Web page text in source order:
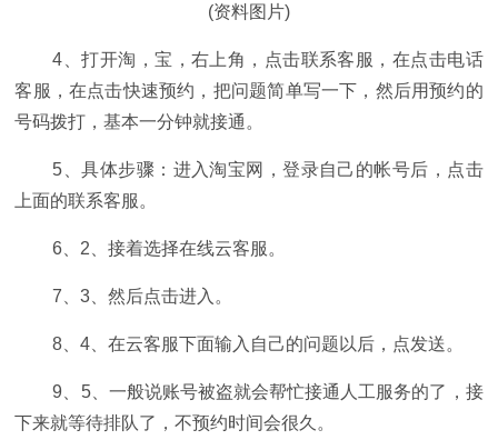
(资料图片)
4、打开淘，宝，右上角，点击联系客服，在点击电话
客服，在点击快速预约，把问题简单写一下，然后用预约的
号码拨打，基本一分钟就接通。
5、具体步骤：进入淘宝网，登录自己的帐号后，点击
上面的联系客服。
6、2、接着选择在线云客服。
7、3、然后点击进入。
8、4、在云客服下面输入自己的问题以后，点发送。
9、5、一般说账号被盗就会帮忙接通人工服务的了，接
下来就等待排队了，不预约时间会很久。